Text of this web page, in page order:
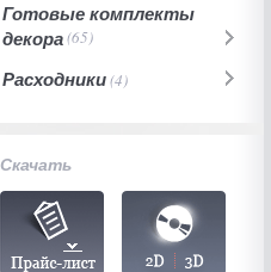
Готовые комплекты
декора(65)
Расходники(4)
Скачать